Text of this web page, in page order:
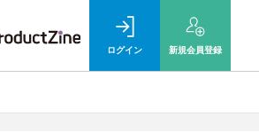
ログイン 新規会員登録